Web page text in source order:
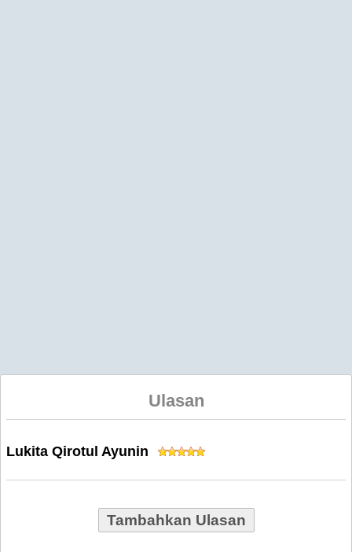
Ulasan
Lukita Qirotul Ayunin
Tambahkan Ulasan